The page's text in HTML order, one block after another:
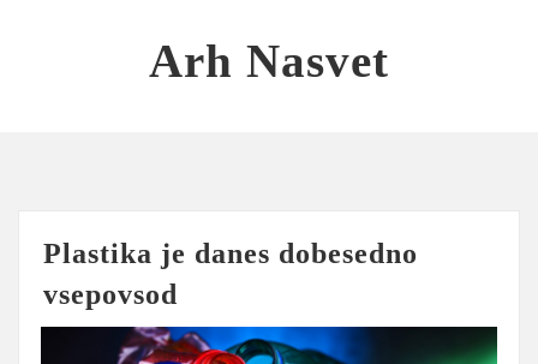
Arh Nasvet
Plastika je danes dobesedno
vsepovsod